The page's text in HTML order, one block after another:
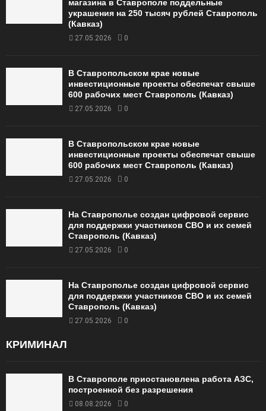
магазина в Ставрополе поддельные
украшения на 250 тысяч рублей Ставрополь
(Кавказ)
27.05.2026 0
В Ставропольском крае новые
инвестиционные проекты обеспечат свыше
600 рабочих мест Ставрополь (Кавказ)
27.05.2026 0
В Ставропольском крае новые
инвестиционные проекты обеспечат свыше
600 рабочих мест Ставрополь (Кавказ)
27.05.2026 0
На Ставрополье создан цифровой сервис
для поддержки участников СВО и их семей
Ставрополь (Кавказ)
27.05.2026 0
На Ставрополье создан цифровой сервис
для поддержки участников СВО и их семей
Ставрополь (Кавказ)
27.05.2026 0
КРИМИНАЛ
В Ставрополе приостановлена работа АЗС,
построенной без разрешения
08.08.2026 0